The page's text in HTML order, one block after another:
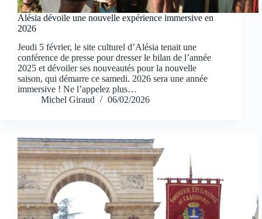
Alésia dévoile une nouvelle expérience immersive en
2026
Jeudi 5 février, le site culturel d’Alésia tenait une
conférence de presse pour dresser le bilan de l’année
2025 et dévoiler ses nouveautés pour la nouvelle
saison, qui démarre ce samedi. 2026 sera une année
immersive ! Ne l’appelez plus…
Michel Giraud
06/02/2026